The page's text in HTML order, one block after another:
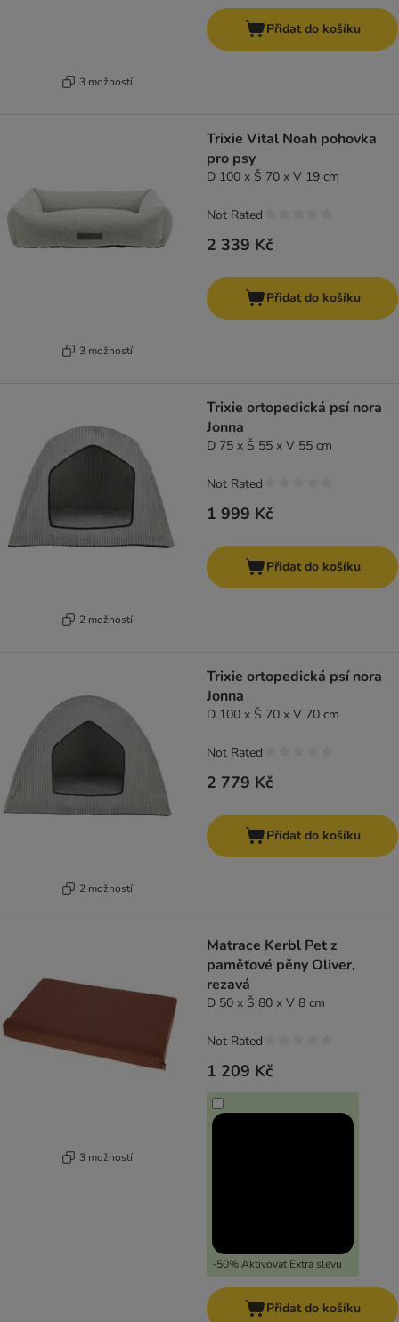
3 možností
Přidat do košíku
3 možností
Trixie Vital Noah pohovka
pro psy
D 100 x Š 70 x V 19 cm
2 339 Kč
Not Rated
Přidat do košíku
2 možností
Trixie ortopedická psí nora
Jonna
D 75 x Š 55 x V 55 cm
1 999 Kč
Not Rated
Přidat do košíku
2 možností
Trixie ortopedická psí nora
Jonna
D 100 x Š 70 x V 70 cm
2 779 Kč
Not Rated
Přidat do košíku
3 možností
Matrace Kerbl Pet z
paměťové pěny Oliver,
rezavá
D 50 x Š 80 x V 8 cm
1 209 Kč
-50% Aktivovat Extra slevu
Not Rated
Přidat do košíku